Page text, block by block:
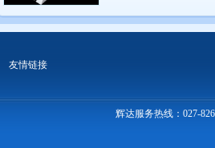
友情链接
辉达服务热线：027-